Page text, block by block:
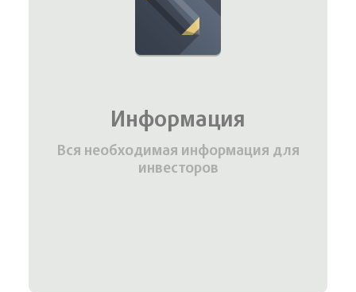
Информация
Вся необходимая информация для
инвесторов